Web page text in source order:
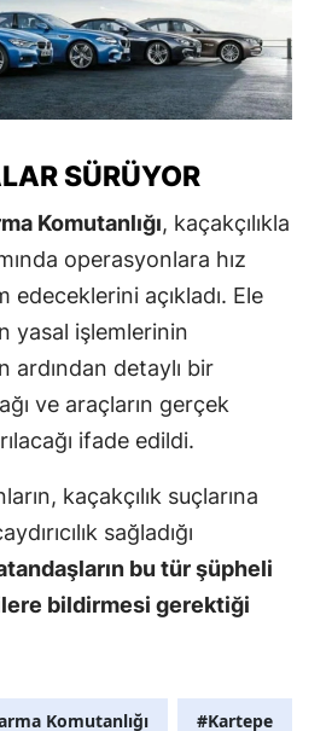
SÜRÜYOR
Komutanlığı, kaçakçılıkla
operasyonlara hız
edeceklerini açıkladı. Ele
yasal işlemlerinin
ardından detaylı bir
ve araçların gerçek
ifade edildi.
kaçakçılık suçlarına
sağladığı
bu tür şüpheli
bildirmesi gerektiği
Komutanlığı #Kartepe